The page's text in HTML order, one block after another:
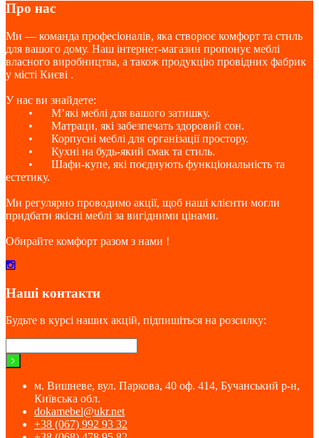
Про нас
Ми — команда професіоналів, яка створює комфорт та стиль
для вашого дому. Наш інтернет-магазин пропонує меблі
власного виробництва, а також продукцію провідних фабрик
у місті Києві .
У нас ви знайдете:
•
М’які меблі для вашого затишку.
•
Матраци, які забезпечать здоровий сон.
•
Корпусні меблі для організації простору.
•
Кухні на будь-який смак та стиль.
•
Шафи-купе, які поєднують функціональність та
естетику.
Ми регулярно проводимо акції, щоб наші клієнти могли
придбати якісні меблі за вигідними цінами.
Обирайте комфорт разом з нами !
Наші контакти
Будьте в курсі наших акцій, підпишіться на розсилку:
м. Вишневе, вул. Паркова, 40 оф. 414, Бучанський р-н,
Київська обл.
dokamebel@ukr.net
+38 (067) 992 93 32